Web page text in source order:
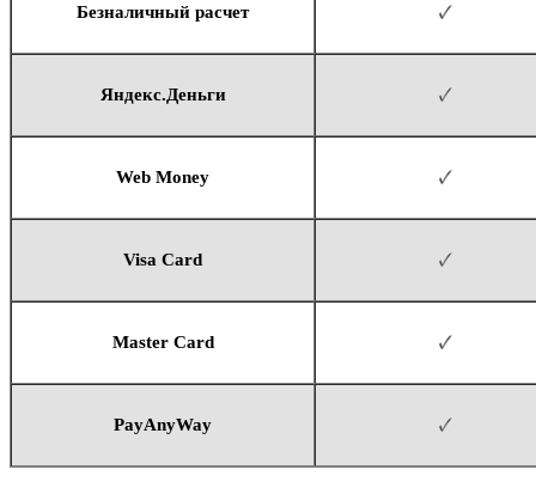
Безналичный расчет
Яндекс.Деньги
Web Money
Visa Card
Master Card
PayAnyWay